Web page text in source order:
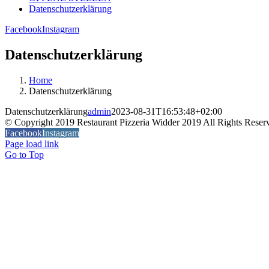
Datenschutzerklärung
FacebookInstagram
Datenschutzerklärung
Home
Datenschutzerklärung
Datenschutzerklärungadmin2023-08-31T16:53:48+02:00
© Copyright 2019 Restaurant Pizzeria Widder 2019 All Rights
FacebookInstagram
Page load link
Go to Top